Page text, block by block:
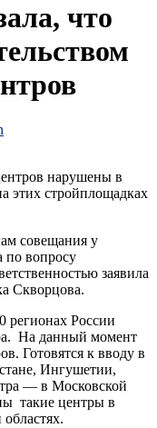
что
нарушены в
этих стройплощадках
совещания у
по вопросу
заявила
Скворцова.
регионах России
На данный момент
Готовятся к вводу в
Ингушетии,
— в Московской
такие центры в